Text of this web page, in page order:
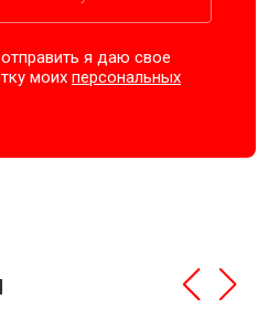
я даю свое
моихперсональных